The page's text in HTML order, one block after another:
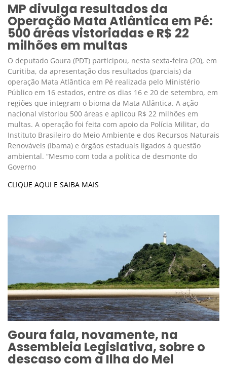
MP divulga resultados da
Operação Mata Atlântica em Pé:
500 áreas vistoriadas e R$ 22
milhões em multas
O deputado Goura (PDT) participou, nesta sexta-feira (20), em
Curitiba, da apresentação dos resultados (parciais) da
operação Mata Atlântica em Pé realizada pelo Ministério
Público em 16 estados, entre os dias 16 e 20 de setembro, em
regiões que integram o bioma da Mata Atlântica. A ação
nacional vistoriou 500 áreas e aplicou R$ 22 milhões em
multas. A operação foi feita com apoio da Polícia Militar, do
Instituto Brasileiro do Meio Ambiente e dos Recursos Naturais
Renováveis (Ibama) e órgãos estaduais ligados à questão
ambiental. “Mesmo com toda a política de desmonte do
Governo
CLIQUE AQUI E SAIBA MAIS
Goura fala, novamente, na
Assembleia Legislativa, sobre o
descaso com a Ilha do Mel